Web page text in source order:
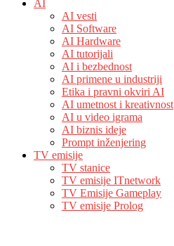
AI
AI vesti
AI Software
AI Hardware
AI tutorijali
AI i bezbednost
AI primene u industriji
Etika i pravni okviri AI
AI umetnost i kreativnost
AI u video igrama
AI biznis ideje
Prompt inženjering
TV emisije
TV stanice
TV emisije ITnetwork
TV Emisije Gameplay
TV emisije Prolog